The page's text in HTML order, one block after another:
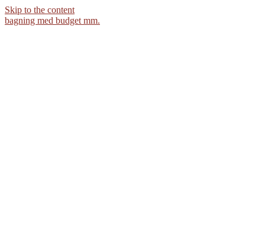
Skip to the content
bagning med budget mm.